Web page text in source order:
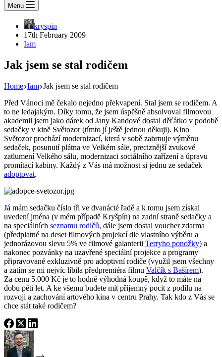
Menu
kryspin
17th February 2009
Iam
Jak jsem se stal rodičem
Home Iam Jak jsem se stal rodičem
Před Vánoci mě čekalo nejedno překvapení. Stal jsem se rodičem. A
to ne ledajakým. Díky tomu, že jsem úspěšně absolvoval filmovou
akademii jsem jako dárek od Jany Kandové dostal děťátko v podobě
sedačky v kině Světozor (tímto jí ještě jednou děkuji). Kino
Světozor prochází modernizací, která v sobě zahrnuje výměnu
sedaček, posunutí plátna ve Velkém sále, preciznější zvukové
zatlumení Velkého sálu, modernizaci sociálního zařízení a úpravu
promítací kabiny. Každý z Vás má možnost si jednu ze sedaček
adoptovat.
Já mám sedačku číslo tři ve dvanácté řadě a k tomu jsem získal
uvedení jména (v mém případě Kryšpín) na zadní straně sedačky a
na speciálních seznamu rodičů, dále jsem dostal voucher zdarma
(předplatné na deset filmových projekcí dle vlastního výběru a
jednorázovou slevu 5% ve filmové galanterii Terryho ponožky) a
nakonec pozvánky na uzavřené speciální projekce a programy
připravované exkluzivně pro adoptivní rodiče (využil jsem všechny
a zatím se mi nejvíc líbila předpremiéra filmu Valčík s Bašírem).
Za cenu 5.000 Kč je to hodně výhodná koupě, když to máte na
dobu pěti let. A ke všemu budete mít příjemný pocit z podílu na
rozvoji a zachování artového kina v centru Prahy. Tak kdo z Vás se
chce stát také rodičem?